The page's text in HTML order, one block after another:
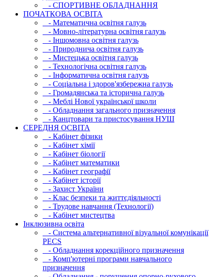
- СПОРТИВНЕ ОБЛАДНАННЯ
ПОЧАТКОВА ОСВIТА
- Математична освітня галузь
- Мовно-літературна освітня галузь
- Iншомовна освітня галузь
- Природнича освітня галузь
- Мистецька освітня галузь
- Технологічна освітня галузь
- Інфopматична освітня галузь
- Соціальна і здоров'язбережна галузь
- Громадянська та історична галузь
- Меблі Нової української школи
- Обладнання загального призначення
- Канцтовари та пристосування НУШ
СЕРЕДНЯ ОСВIТА
- Кабінет фізики
- Кабінет хімії
- Кабінет біології
- Кабінет математики
- Кабінет географії
- Кабінет історії
- Захист України
- Клас безпеки та життєдіяльності
- Трудове навчання (Технології)
- Кабінет мистецтва
Інклюзивна освіта
- Система альтернативної візуальної комунікації
PECS
- Обладнання корекційного призначення
- Комп'ютерні програми навчального
призначення